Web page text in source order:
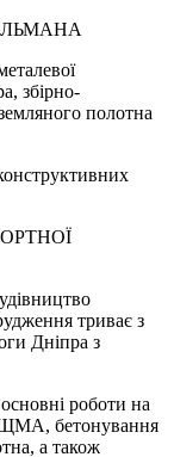
збірно-
полотна
триває з
Дніпра з
роботи на
ЩМА, бетонування
а також